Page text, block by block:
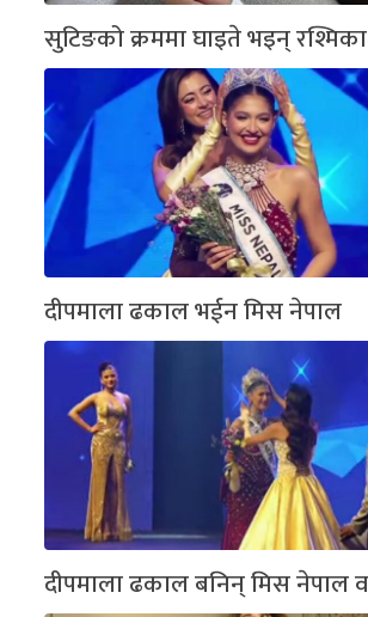
सुटिङको क्रममा घाइते भइन् रश्मिका
दीपमाला ढकाल भईन मिस नेपाल
दीपमाला ढकाल बनिन् मिस नेपाल